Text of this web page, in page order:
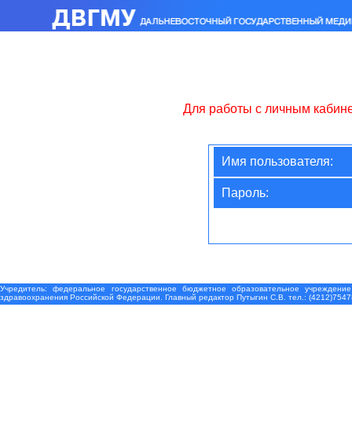
Для работы с личным
Имя пользователя:
Пароль:
Учредитель: федеральное государственное бюджетное образовательное
здравоохранения Российской Федерации. Главный редактор Путыгин С.В. тел.: